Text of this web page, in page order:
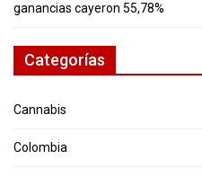
ganancias cayeron 55,78%
Categorías
Cannabis
Colombia